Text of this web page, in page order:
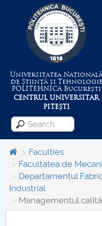
Universitatea Națională
de Știință și Tehnologie
POLITEHNICABucurești
CENTRUL UNIVERSITAR
PITEȘTI
Menu
About the University
Centrul de
Faculties
Facultatea de
Departamentul
Industrial
Managementul